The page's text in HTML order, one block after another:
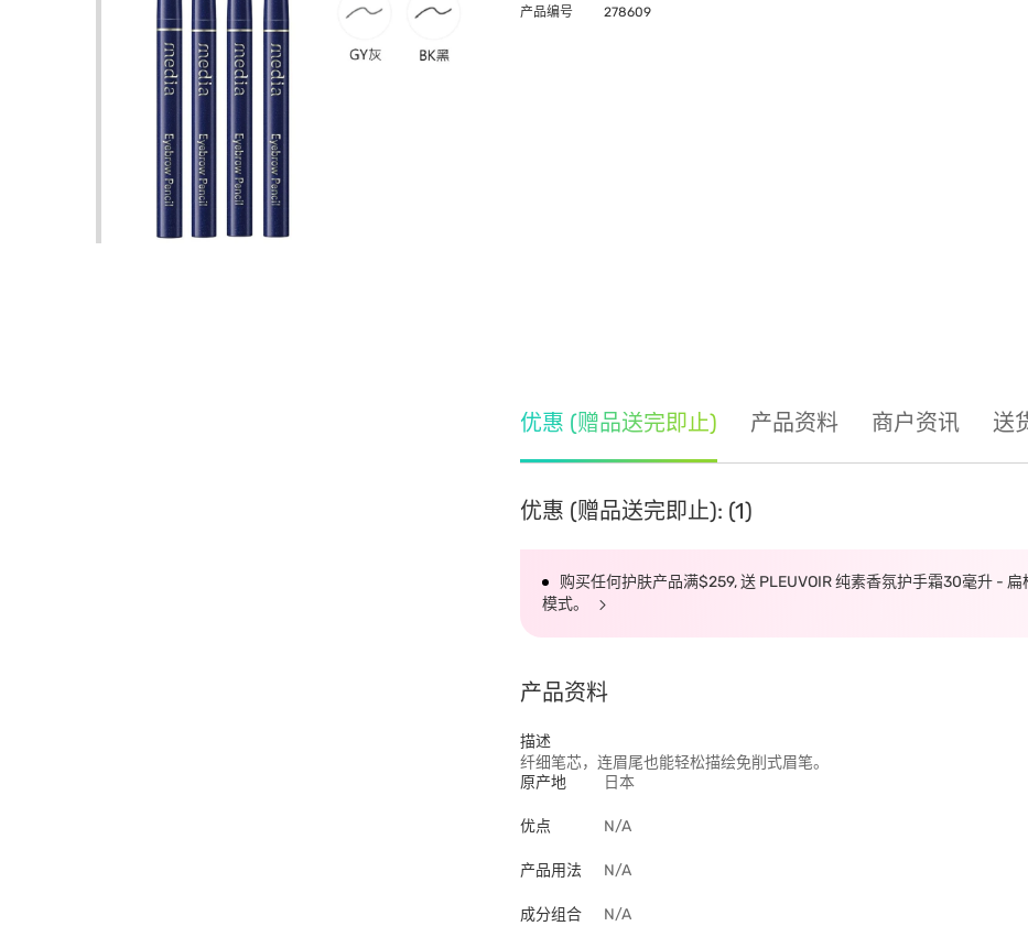
产品编号 278609
优惠 (赠品送完即止) 产品资料 商户资讯 送
优惠 (赠品送完即止): (1)
购买任何护肤产品满$259, 送 PLEUVOIR 纯素香氛护手霜30毫升 -
模式。
产品资料
描述
纤细笔芯，连眉尾也能轻松描绘免削式眉笔。
原产地
日本
优点 N/A
产品用法 N/A
成分组合 N/A